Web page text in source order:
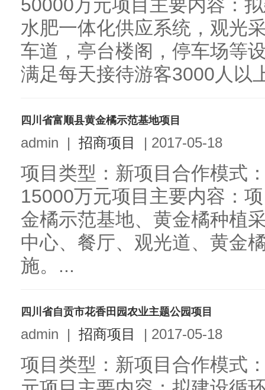
50000万元项目主要内容：
水肥一体化供应系统，观光
车道，亭台楼阁，停车场等
满足每天接待游客3000人以
四川省富顺县黄金橘示范基地项目
admin | 招商项目 | 2017-05-18
项目类型：新项目合作模式
15000万元项目主要内容：
金橘示范基地、黄金橘种植
中心、餐厅、观光道、黄金
施。...
四川省自贡市花香田园农业主题公园项目
admin | 招商项目 | 2017-05-18
项目类型：新项目合作模式